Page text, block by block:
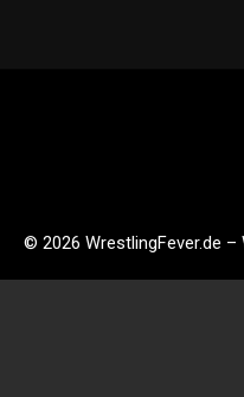
© 2026 WrestlingFever.de